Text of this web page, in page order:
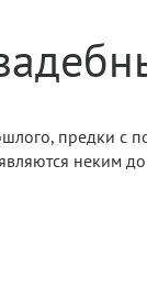
предки с
неким